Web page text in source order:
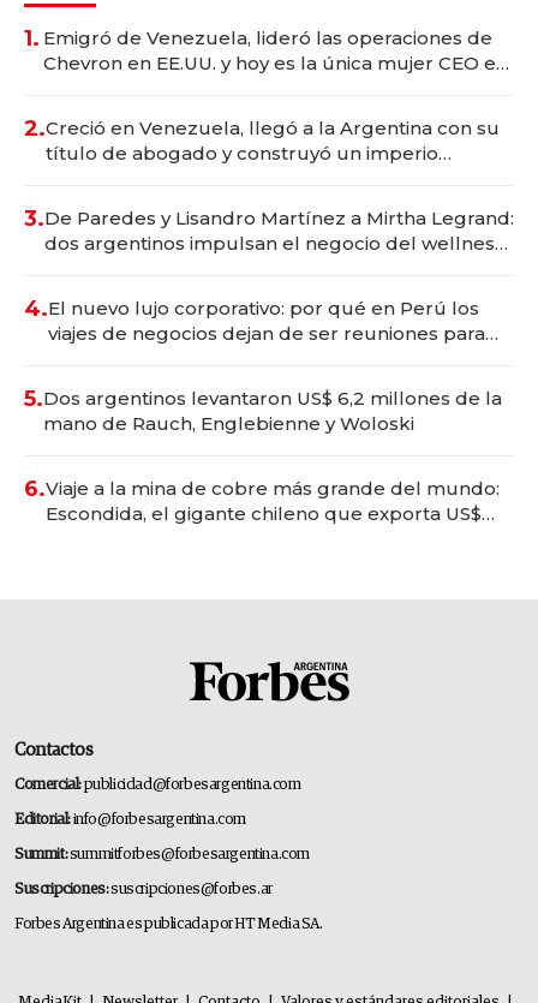
1. Emigró de Venezuela, lideró las operaciones de
Chevron en EE.UU. y hoy es la única mujer CEO en
2.Creció en Venezuela, llegó a la Argentina con su
título de abogado y construyó un imperio
3.De Paredes y Lisandro Martínez a Mirtha Legrand:
dos argentinos impulsan el negocio del wellness
4.El nuevo lujo corporativo: por qué en Perú los
viajes de negocios dejan de ser reuniones para
5.Dos argentinos levantaron US$ 6,2 millones de la
mano de Rauch, Englebienne y Woloski
6.Viaje a la mina de cobre más grande del mundo:
Escondida, el gigante chileno que exporta US$
Contactos
Comercial:publicidad@forbesargentina.com
Editorial:info@forbesargentina.com
Summit:summitforbes@forbesargentina.com
Suscripciones:suscripciones@forbes.ar
Forbes Argentina es publicada por HT Media SA.